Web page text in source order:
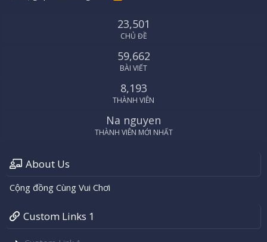
23,501
CHỦ ĐỀ
59,662
BÀI VIẾT
8,193
THÀNH VIÊN
Na nguyen
THÀNH VIÊN MỚI NHẤT
About Us
Cộng đồng Cùng Vui Chơi
Custom Links 1